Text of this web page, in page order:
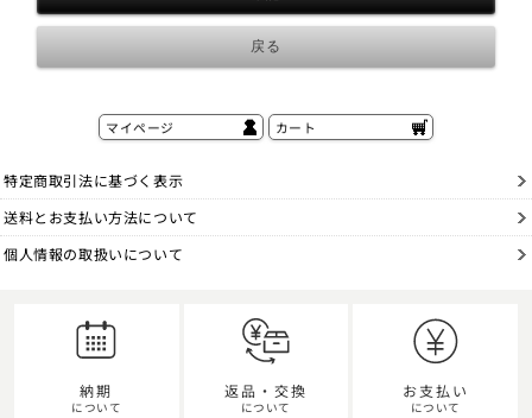
マイページ カート
特定商取引法に基づく表示
送料とお支払い方法について
個人情報の取扱いについて
納期
について
返品・交換
について
お支払い
について